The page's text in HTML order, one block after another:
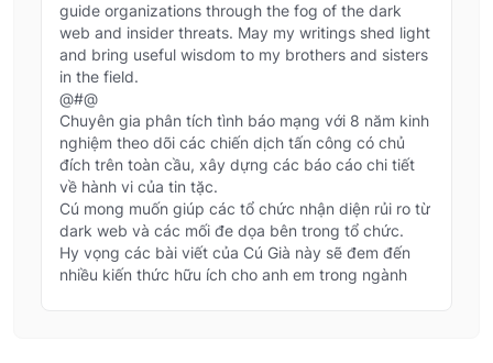
guide organizations through the fog of the dark
web and insider threats. May my writings shed light
and bring useful wisdom to my brothers and sisters
in the field.
@#@
Chuyên gia phân tích tình báo mạng với 8 năm kinh
nghiệm theo dõi các chiến dịch tấn công có chủ
đích trên toàn cầu, xây dựng các báo cáo chi tiết
về hành vi của tin tặc.
Cú mong muốn giúp các tổ chức nhận diện rủi ro từ
dark web và các mối đe dọa bên trong tổ chức.
Hy vọng các bài viết của Cú Già này sẽ đem đến
nhiều kiến thức hữu ích cho anh em trong ngành